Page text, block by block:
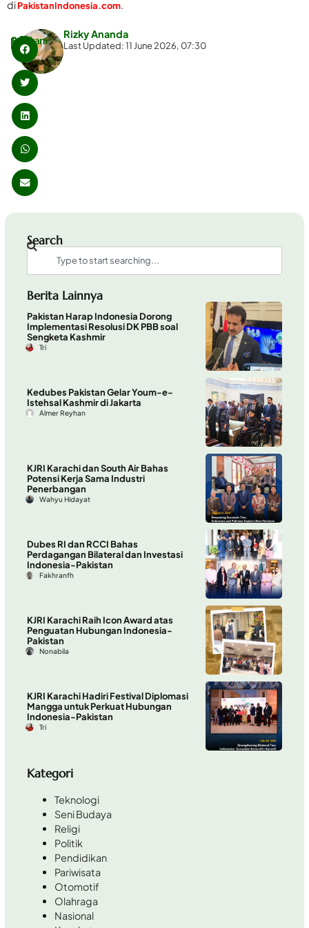
diPakistanIndonesia.com.
Rizky Ananda
Last Updated: 11 June 2026, 07:30
Bagikan:
Search
Berita Lainnya
Pakistan Harap Indonesia Dorong
Implementasi Resolusi DK PBB soal
Sengketa Kashmir
Tri
Kedubes Pakistan Gelar Youm-e-
Istehsal Kashmir di Jakarta
Almer Reyhan
KJRI Karachi dan South Air Bahas
Potensi Kerja Sama Industri
Penerbangan
Wahyu Hidayat
Dubes RI dan RCCI Bahas
Perdagangan Bilateral dan Investasi
Indonesia-Pakistan
Fakhranfh
KJRI Karachi Raih Icon Award atas
Penguatan Hubungan Indonesia-
Pakistan
Nonabila
KJRI Karachi Hadiri Festival Diplomasi
Mangga untuk Perkuat Hubungan
Indonesia-Pakistan
Tri
Kategori
Teknologi
Seni Budaya
Religi
Politik
Pendidikan
Pariwisata
Otomotif
Olahraga
Nasional